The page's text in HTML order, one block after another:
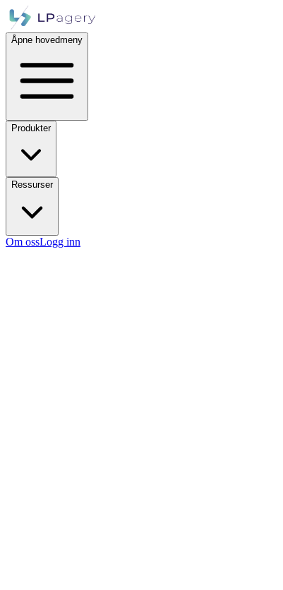
Åpne hovedmeny
Produkter
Ressurser
Om ossLogg inn